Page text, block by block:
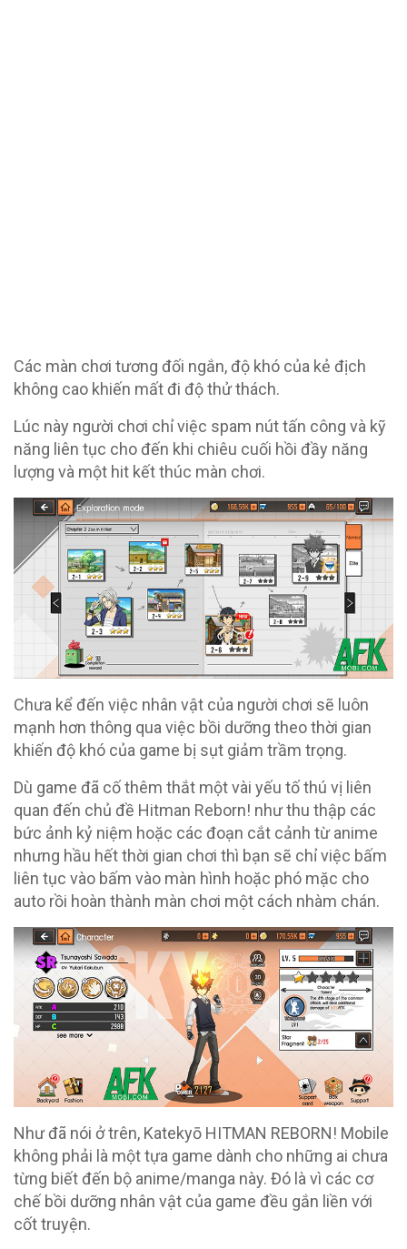
Các màn chơi tương đối ngắn, độ khó của kẻ địch
không cao khiến mất đi độ thử thách.
Lúc này người chơi chỉ việc spam nút tấn công và kỹ
năng liên tục cho đến khi chiêu cuối hồi đầy năng
lượng và một hit kết thúc màn chơi.
Chưa kể đến việc nhân vật của người chơi sẽ luôn
mạnh hơn thông qua việc bồi dưỡng theo thời gian
khiến độ khó của game bị sụt giảm trầm trọng.
Dù game đã cố thêm thắt một vài yếu tố thú vị liên
quan đến chủ đề Hitman Reborn! như thu thập các
bức ảnh kỷ niệm hoặc các đoạn cắt cảnh từ anime
nhưng hầu hết thời gian chơi thì bạn sẽ chỉ việc bấm
liên tục vào bấm vào màn hình hoặc phó mặc cho
auto rồi hoàn thành màn chơi một cách nhàm chán.
Như đã nói ở trên, Katekyō HITMAN REBORN! Mobile
không phải là một tựa game dành cho những ai chưa
từng biết đến bộ anime/manga này. Đó là vì các cơ
chế bồi dưỡng nhân vật của game đều gắn liền với
cốt truyện.